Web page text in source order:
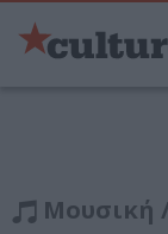
Μουσική